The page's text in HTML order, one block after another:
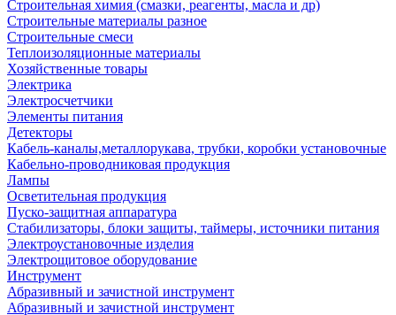
Строительная химия (смазки, реагенты, масла и др)
Строительные материалы разное
Строительные смеси
Теплоизоляционные материалы
Хозяйственные товары
Электрика
Электросчетчики
Элементы питания
Детекторы
Кабель-каналы,металлорукава, трубки, коробки установочные
Кабельно-проводниковая продукция
Лампы
Осветительная продукция
Пуско-защитная аппаратура
Стабилизаторы, блоки защиты, таймеры, источники питания
Электроустановочные изделия
Электрощитовое оборудование
Инструмент
Абразивный и зачистной инструмент
Абразивный и зачистной инструмент